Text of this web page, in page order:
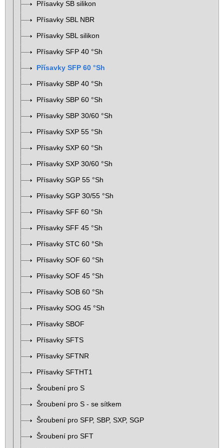
Přísavky SB silikon
Přísavky SBL NBR
Přísavky SBL silikon
Přísavky SFP 40 °Sh
Přísavky SFP 60 °Sh
Přísavky SBP 40 °Sh
Přísavky SBP 60 °Sh
Přísavky SBP 30/60 °Sh
Přísavky SXP 55 °Sh
Přísavky SXP 60 °Sh
Přísavky SXP 30/60 °Sh
Přísavky SGP 55 °Sh
Přísavky SGP 30/55 °Sh
Přísavky SFF 60 °Sh
Přísavky SFF 45 °Sh
Přísavky STC 60 °Sh
Přísavky SOF 60 °Sh
Přísavky SOF 45 °Sh
Přísavky SOB 60 °Sh
Přísavky SOG 45 °Sh
Přísavky SBOF
Přísavky SFTS
Přísavky SFTNR
Přísavky SFTHT1
Šroubení pro S
Šroubení pro S - se sítkem
Šroubení pro SFP, SBP, SXP, SGP
Šroubení pro SFT